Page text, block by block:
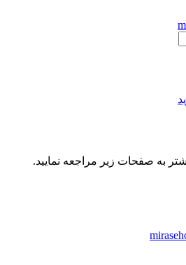
به صفحات زیر مراجعه نمایید.